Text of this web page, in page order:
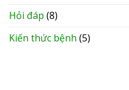
Hỏi đáp (8)
Kiến thức bệnh (5)